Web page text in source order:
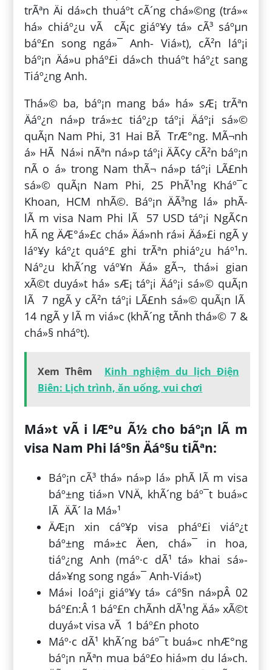
trÃªn Äi dá»ch thuáº­t cÃ´ng chá»©ng (trá»«
há» chiáº¿u vÃ cÃ¡c giáº¥y tá» cÃ³ sáºµn
báº£n song ngá»¯ Anh- Viá»t), cÃ²n láº¡i
báº¡n Äá»u pháº£i dá»ch thuáº­t háº¿t sang
Tiáº¿ng Anh.
Thá»© ba, báº¡n mang bá» há» sÆ¡ trÃªn
Äáº¿n ná»p trá»±c tiáº¿p táº¡i Äáº¡i sá»©
quÃ¡n Nam Phi, 31 Hai BÃ TrÆ°ng. MÃ¬nh
á» HÃ Ná»i nÃªn ná»p táº¡i ÄÃ¢y cÃ²n báº¡n
nÃ o á» trong Nam thÃ¬ ná»p táº¡i LÃ£nh
sá»© quÃ¡n Nam Phi, 25 PhÃ¹ng Kháº¯c
Khoan, HCM nhÃ©. Báº¡n ÄÃ³ng lá» phÃ­
lÃ m visa Nam Phi lÃ 57 USD táº¡i NgÃ¢n
hÃ ng ÄÆ°á»£c chá» Äá»nh rá»i Äá»£i ngÃ y
láº¥y káº¿t quáº£ ghi trÃªn phiáº¿u háº¹n.
Náº¿u khÃ´ng váº¥n Äá» gÃ¬, thá»i gian
xÃ©t duyá»t há» sÆ¡ táº¡i Äáº¡i sá»© quÃ¡n
lÃ 7 ngÃ y cÃ²n táº¡i LÃ£nh sá»© quÃ¡n lÃ
14 ngÃ y lÃ m viá»c (khÃ´ng tÃ­nh thá»© 7 &
chá»§ nháº­t).
Xem Thêm
Kinh nghiệm du lịch Điện
Biên: Lịch trình, ăn uống, vui chơi
Má»t vÃ i lÆ°u Ã½ cho báº¡n lÃ m
visa Nam Phi láº§n Äáº§u tiÃªn:
Báº¡n cÃ³ thá» ná»p lá» phÃ­ lÃ m visa
báº±ng tiá»n VNÄ, khÃ´ng báº¯t buá»c
lÃ ÄÃ´ la Má»¹
ÄÆ¡n xin cáº¥p visa pháº£i viáº¿t
báº±ng má»±c Äen, chá»¯ in hoa,
tiáº¿ng Anh (máº·c dÃ¹ tá» khai sá»­
dá»¥ng song ngá»¯ Anh-Viá»t)
Má»i loáº¡i giáº¥y tá» cáº§n ná»pÂ 02
báº£n:Â 1 báº£n chÃ­nh dÃ¹ng Äá» xÃ©t
duyá»t visa vÃ 1 báº£n photo
Máº·c dÃ¹ khÃ´ng báº¯t buá»c nhÆ°ng
báº¡n nÃªn mua báº£o hiá»m du lá»ch.